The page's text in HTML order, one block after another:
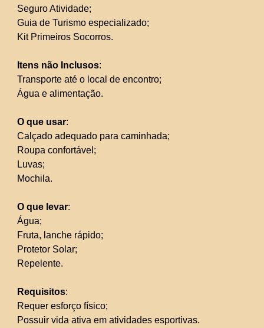
Seguro Atividade;
Guia de Turismo especializado;
Kit Primeiros Socorros.
Itens não Inclusos:
Transporte até o local de encontro;
Água e alimentação.
O que usar:
Calçado adequado para caminhada;
Roupa confortável;
Luvas;
Mochila.
O que levar:
Água;
Fruta, lanche rápido;
Protetor Solar;
Repelente.
Requisitos:
Requer esforço físico;
Possuir vida ativa em atividades esportivas.